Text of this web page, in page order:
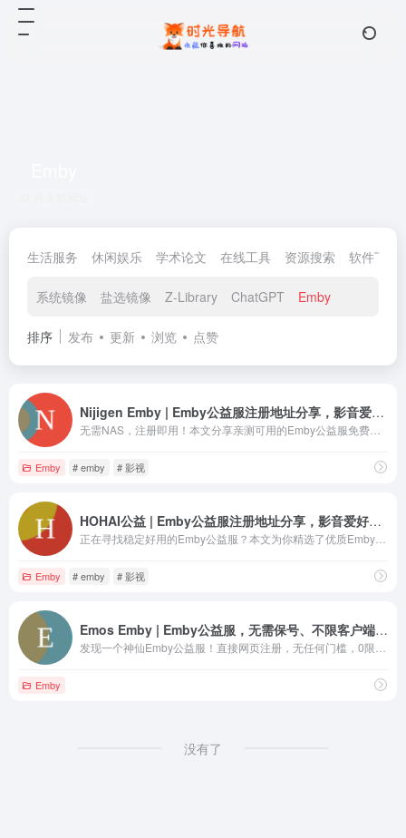
生活服务 休闲娱乐 学术论文 在线工具 资源搜索 软件下载
系统镜像 盐选镜像 Z-Library ChatGPT Emby
排序 发布 更新 浏览 点赞
Nijigen Emby | Emby公益服注册地址分享，影音爱好者福利！
Emby # emby # 影视
HOHAI公益 | Emby公益服注册地址分享，影音爱好者福利！
Emby # emby # 影视
Emos Emby | Emby公益服，无需保号、不限客户端，这个Emby神仙服太香了！
Emby
没有了